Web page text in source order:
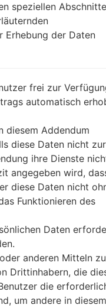
speziellen
Erhebung der Daten
frei zur
automatisch
diesem Addendum
diese Daten nicht zur
ihre Dienste
angegeben wird,
diese Daten nicht
Funktionieren des
Daten
anderen Mitteln
Drittinhabern, die
die
um andere in diesem